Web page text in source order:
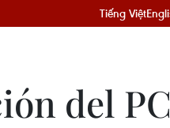
Tiếng Việt
del